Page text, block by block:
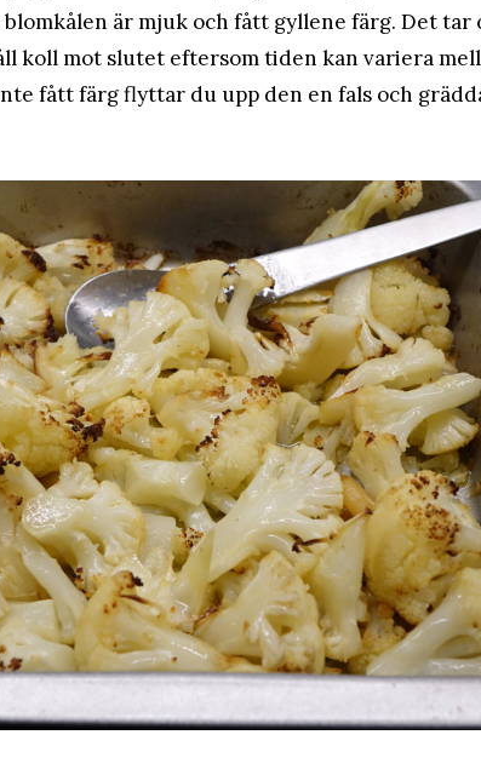
är mjuk och fått gyllene färg. Det tar
koll mot slutet eftersom tiden kan variera
fått färg flyttar du upp den en fals och